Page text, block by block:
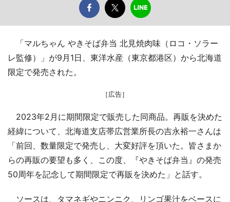
「マルちゃん やきそば弁当 北見焼肉味（ロコ・ソラー
レ監修）」が9月1日、東洋水産（東京都港区）から北海道
限定で発売された。
［広告］
2023年2月に期間限定で販売した同商品。再販を決めた
経緯について、北海道支店帯広営業所長の吉永裕一さんは
「前回、数量限定で発売し、大変好評を頂いた。皆さまか
らの再販の要望も多く、この度、『やきそば弁当』の発売
50周年を記念して期間限定で再販を決めた」と話す。
ソースは、タマネギやニンニク、リンゴ果汁をベースに